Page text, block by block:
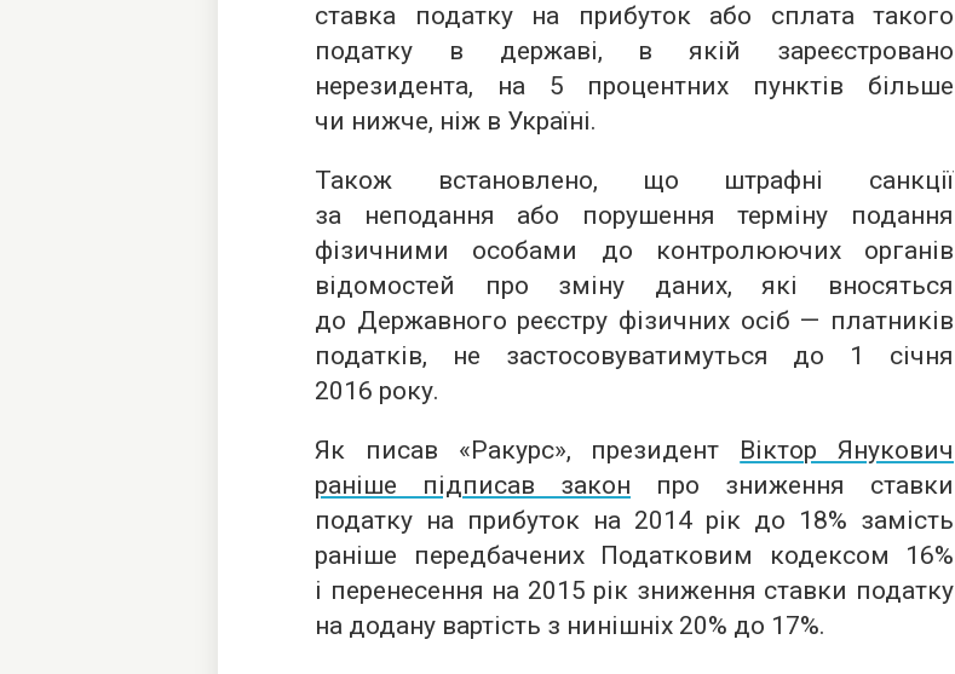
ставка податку на прибуток або сплата такого
податку в державі, в якій зареєстровано
нерезидента, на 5 процентних пунктів більше
чи нижче, ніж в Україні.
Також встановлено, що штрафні санкції
за неподання або порушення терміну подання
фізичними особами до контролюючих органів
відомостей про зміну даних, які вносяться
до Державного реєстру фізичних осіб — платників
податків, не застосовуватимуться до 1 січня
2016 року.
Як писав «Ракурс», президент Віктор Янукович
раніше підписав закон про зниження ставки
податку на прибуток на 2014 рік до 18% замість
раніше передбачених Податковим кодексом 16%
і перенесення на 2015 рік зниження ставки податку
на додану вартість з нинішніх 20% до 17%.